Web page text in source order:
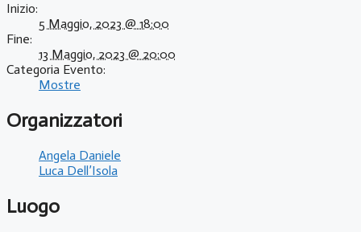
Inizio:
5 Maggio, 2023 @ 18:00
Fine:
13 Maggio, 2023 @ 20:00
Categoria Evento:
Mostre
Organizzatori
Angela Daniele
Luca Dell’Isola
Luogo